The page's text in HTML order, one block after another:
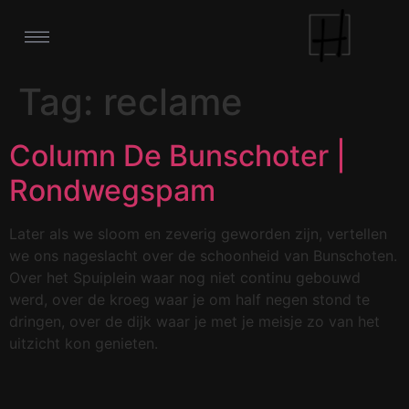
Tag: reclame
Column De Bunschoter |
Rondwegspam
Later als we sloom en zeverig geworden zijn, vertellen
we ons nageslacht over de schoonheid van Bunschoten.
Over het Spuiplein waar nog niet continu gebouwd
werd, over de kroeg waar je om half negen stond te
dringen, over de dijk waar je met je meisje zo van het
uitzicht kon genieten.